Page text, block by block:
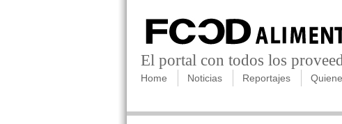
El portal con todos los
Home Noticias Reportajes